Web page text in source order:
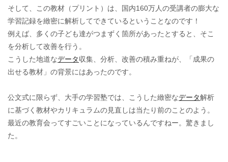
そして、この教材（プリント）は、国内160万人の受講者の膨大な
学習記録を緻密に解析してできているということなのです！
例えば、多くの子ども達がつまずく箇所があったとすると、そこ
を分析して改善を行う。
こうした地道なデータ収集、分析、改善の積み重ねが、「成果の
出せる教材」の背景にはあったのです。
公文式に限らず、大手の学習塾では、こうした緻密なデータ解析
に基づく教材やカリキュラムの見直しは当たり前のことのよう。
最近の教育会ってすごいことになっているんですねー。驚きまし
た。